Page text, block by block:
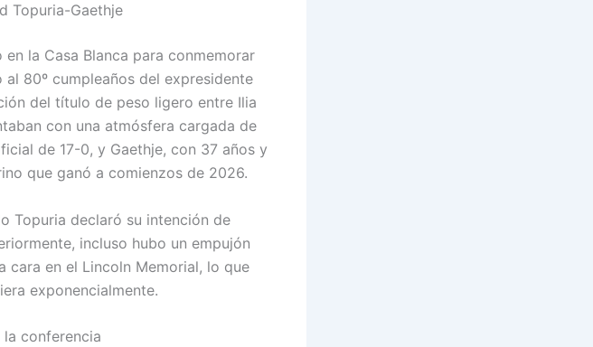
Topuria-Gaethje
la Casa Blanca para conmemorar
80º cumpleaños del expresidente
del título de peso ligero entre Ilia
con una atmósfera cargada de
de 17-0, y Gaethje, con 37 años y
que ganó a comienzos de 2026.
Topuria declaró su intención de
incluso hubo un empujón
cara en el Lincoln Memorial, lo que
exponencialmente.
la conferencia